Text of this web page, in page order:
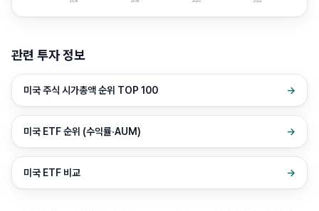
관련 투자 정보
미국 주식 시가총액 순위 TOP 100 →
미국 ETF 순위 (수익률·AUM) →
미국 ETF 비교 →